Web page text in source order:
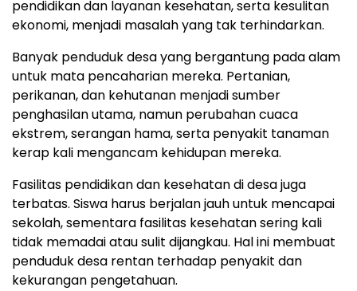
pendidikan dan layanan kesehatan, serta kesulitan
ekonomi, menjadi masalah yang tak terhindarkan.
Banyak penduduk desa yang bergantung pada alam
untuk mata pencaharian mereka. Pertanian,
perikanan, dan kehutanan menjadi sumber
penghasilan utama, namun perubahan cuaca
ekstrem, serangan hama, serta penyakit tanaman
kerap kali mengancam kehidupan mereka.
Fasilitas pendidikan dan kesehatan di desa juga
terbatas. Siswa harus berjalan jauh untuk mencapai
sekolah, sementara fasilitas kesehatan sering kali
tidak memadai atau sulit dijangkau. Hal ini membuat
penduduk desa rentan terhadap penyakit dan
kekurangan pengetahuan.